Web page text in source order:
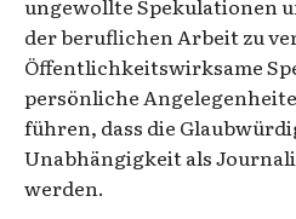
ungewollte Spekulationen
der beruflichen Arbeit zu
Öffentlichkeitswirksame
persönliche
führen, dass die
Unabhängigkeit als
werden.